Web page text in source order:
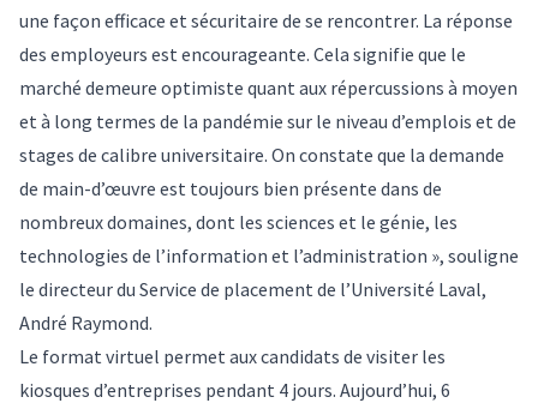
une façon efficace et sécuritaire de se rencontrer. La réponse
des employeurs est encourageante. Cela signifie que le
marché demeure optimiste quant aux répercussions à moyen
et à long termes de la pandémie sur le niveau d’emplois et de
stages de calibre universitaire. On constate que la demande
de main-d’œuvre est toujours bien présente dans de
nombreux domaines, dont les sciences et le génie, les
technologies de l’information et l’administration », souligne
le directeur du Service de placement de l’Université Laval,
André Raymond.
Le format virtuel permet aux candidats de visiter les
kiosques d’entreprises pendant 4 jours. Aujourd’hui, 6